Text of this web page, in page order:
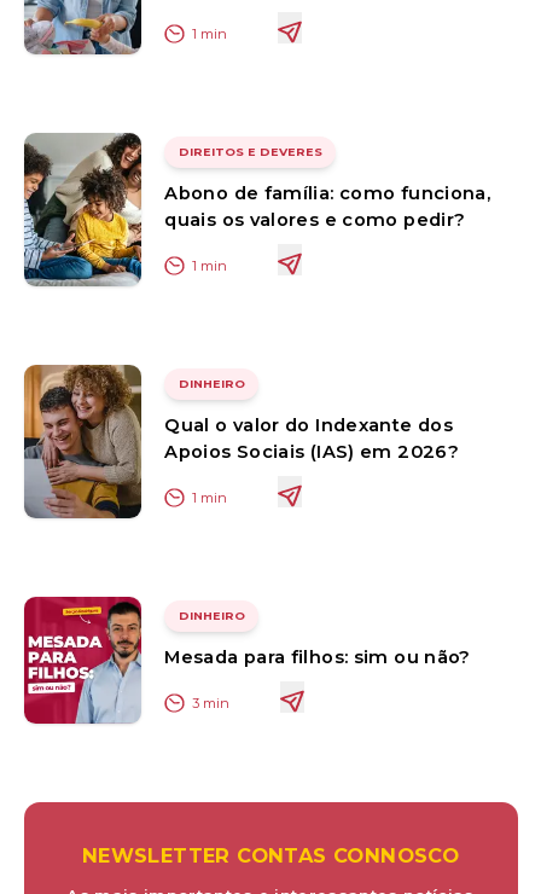
1 min
DIREITOS E DEVERES
Abono de família: como funciona,
quais os valores e como pedir?
1 min
DINHEIRO
Qual o valor do Indexante dos
Apoios Sociais (IAS) em 2026?
1 min
DINHEIRO
Mesada para filhos: sim ou não?
3 min
NEWSLETTER CONTAS CONNOSCO